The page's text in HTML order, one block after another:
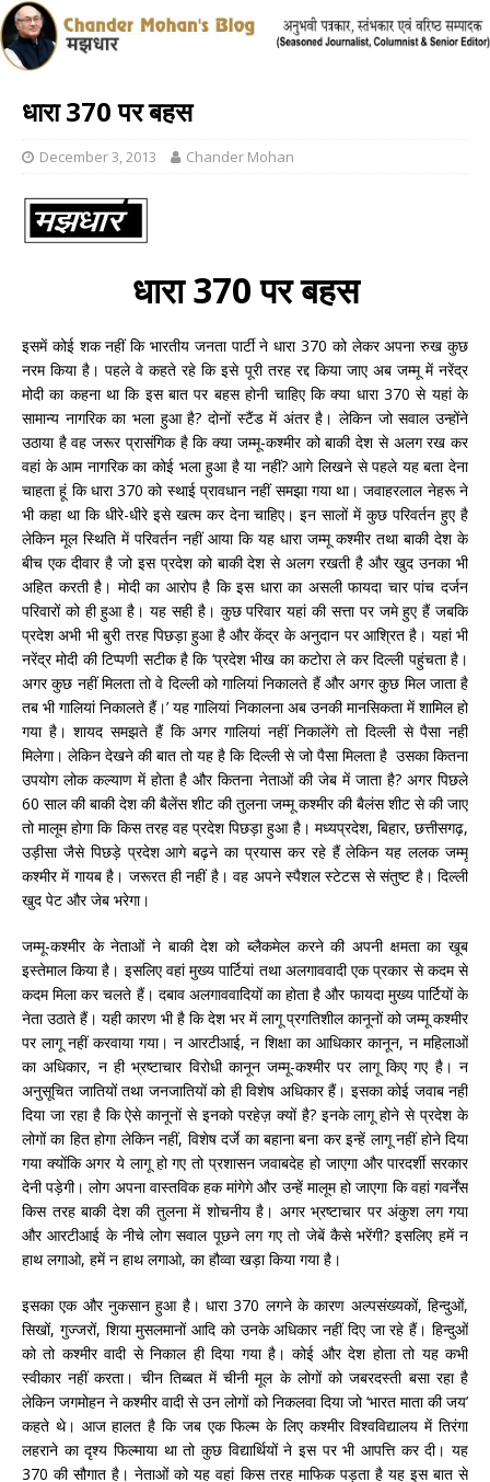
धारा 370 पर बहस
December 3, 2013 Chander Mohan
धारा 370 पर बहस
इसमें कोई शक नहीं कि भारतीय जनता पार्टी ने धारा 370 को लेकर अपना रुख कुछ
नरम किया है। पहले वे कहते रहे कि इसे पूरी तरह रद्द किया जाए अब जम्मू में नरेंद्र
मोदी का कहना था कि इस बात पर बहस होनी चाहिए कि क्या धारा 370 से यहां के
सामान्य नागरिक का भला हुआ है? दोनों स्टैंड में अंतर है। लेकिन जो सवाल उन्होंने
उठाया है वह जरूर प्रासंगिक है कि क्या जम्मू-कश्मीर को बाकी देश से अलग रख कर
वहां के आम नागरिक का कोई भला हुआ है या नहीं? आगे लिखने से पहले यह बता देना
चाहता हूं कि धारा 370 को स्थाई प्रावधान नहीं समझा गया था। जवाहरलाल नेहरू ने
भी कहा था कि धीरे-धीरे इसे खत्म कर देना चाहिए। इन सालों में कुछ परिवर्तन हुए है
लेकिन मूल स्थिति में परिवर्तन नहीं आया कि यह धारा जम्मू कश्मीर तथा बाकी देश के
बीच एक दीवार है जो इस प्रदेश को बाकी देश से अलग रखती है और खुद उनका भी
अहित करती है। मोदी का आरोप है कि इस धारा का असली फायदा चार पांच दर्जन
परिवारों को ही हुआ है। यह सही है। कुछ परिवार यहां की सत्तापर जमे हुए हैं जबकि
प्रदेश अभी भी बुरी तरह पिछड़ा हुआ है और केंद्र के अनुदान पर आश्रित है। यहां भी
नरेंद्र मोदी की टिप्पणी सटीक है कि ‘प्रदेश भीख का कटोरा ले कर दिल्ली पहुंचता है।
अगर कुछ नहीं मिलता तो वे दिल्ली को गालियां निकालते हैं और अगर कुछ मिल जाता है
तब भी गालियां निकालते हैं।’ यह गालियां निकालना अब उनकी मानसिकता में शामिल हो
गया है। शायद समझते हैं कि अगर गालियां नहीं निकालेंगे तो दिल्ली से पैसा नहीं
मिलेगा। लेकिन देखने की बात तो यह है कि दिल्ली से जो पैसा मिलता है उसका कितना
उपयोग लोक कल्याण में होता है और कितना नेताओं की जेब में जाता है? अगर पिछले
60 साल की बाकी देश की बैलेंस शीट की तुलना जम्मू कश्मीर की बैलंस शीट से की जाए
तो मालूम होगा कि किस तरह वह प्रदेश पिछड़ा हुआ है। मध्यप्रदेश, बिहार, छत्तीसगढ़,
उड़ीसा जैसे पिछड़े प्रदेश आगे बढ़ने का प्रयास कर रहे हैं लेकिन यह ललक जम्मू
कश्मीर में गायब है। जरूरत ही नहीं है। वह अपने स्पैशल स्टेटस से संतुष्ट है। दिल्ली
खुद पेट और जेब भरेगा।
जम्मू-कश्मीर के नेताओं ने बाकी देश को ब्लैकमेल करने की अपनी क्षमता का खूब
इस्तेमाल किया है। इसलिए वहां मुख्य पार्टियां तथा अलगाववादी एक प्रकार से कदम से
कदम मिला कर चलते हैं। दबाव अलगाववादियों का होता है और फायदा मुख्य पार्टियों के
नेता उठाते हैं। यही कारण भी है कि देश भर में लागू प्रगतिशील कानूनों को जम्मू कश्मीर
पर लागू नहीं करवाया गया। न आरटीआई, न शिक्षा का आधिकार कानून, न महिलाओं
का अधिकार, न ही भ्रष्टाचार विरोधी कानून जम्मू-कश्मीर पर लागू किए गए है। न
अनुसूचित जातियों तथा जनजातियों को ही विशेष अधिकार हैं। इसका कोई जवाब नहीं
दिया जा रहा है कि ऐसे कानूनों से इनको परहेज़ क्यों है? इनके लागू होने से प्रदेश के
लोगों का हित होगा लेकिन नहीं, विशेष दर्जे का बहाना बना कर इन्हें लागू नहीं होने दिया
गया क्योंकि अगर ये लागू हो गए तो प्रशासन जवाबदेह हो जाएगा और पारदर्शी सरकार
देनी पड़ेगी। लोग अपना वास्तविक हक मांगेगे और उन्हें मालूम हो जाएगा कि वहां गवर्नेंस
किस तरह बाकी देश की तुलना में शोचनीय है। अगर भ्रष्टाचार पर अंकुश लग गया
और आरटीआई के नीचे लोग सवाल पूछने लग गए तो जेबें कैसे भरेंगी? इसलिए हमें न
हाथ लगाओ, हमें न हाथ लगाओ, का हौव्वा खड़ा किया गया है।
इसका एक और नुकसान हुआ है। धारा 370 लगने के कारण अल्पसंख्यकों, हिन्दुओं,
सिखों, गुज्जरों, शिया मुसलमानों आदि को उनके अधिकार नहीं दिए जा रहे हैं। हिन्दुओं
को तो कश्मीर वादी से निकाल ही दिया गया है। कोई और देश होता तो यह कभी
स्वीकार नहीं करता। चीन तिब्बत में चीनी मूल के लोगों को जबरदस्ती बसा रहा है
लेकिन जगमोहन ने कश्मीर वादी से उन लोगों को निकलवा दिया जो ‘भारत माता की जय’
कहते थे। आज हालत है कि जब एक फिल्म के लिए कश्मीर विश्वविद्यालय में तिरंगा
लहराने का दृश्य फिल्माया था तो कुछ विद्यार्थियों ने इस पर भी आपत्ति कर दी। यह
370 की सौगात है। नेताओं को यह वहां किस तरह माफिक पड़ता है यह इस बात से